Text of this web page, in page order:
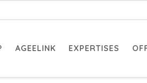
AGEELINK EXPERTISES